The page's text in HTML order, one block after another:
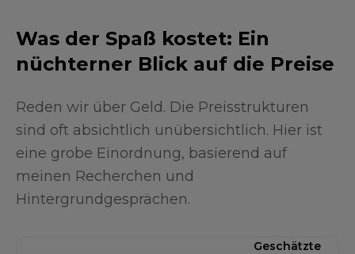
Was der Spaß kostet: Ein
nüchterner Blick auf die Preise
Reden wir über Geld. Die Preisstrukturen
sind oft absichtlich unübersichtlich. Hier ist
eine grobe Einordnung, basierend auf
meinen Recherchen und
Hintergrundgesprächen.
Geschätzte